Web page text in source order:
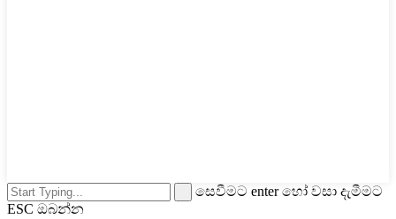
සෙවීමට enter හෝ වසා දැමීමට
ESC ඔබන්න